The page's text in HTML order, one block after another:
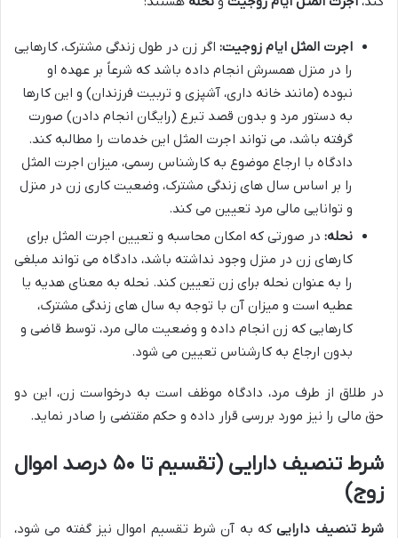
اجرت المثل ایام زوجیت: اگر زن در طول زندگی مشترک، کارهایی
را در منزل همسرش انجام داده باشد که شرعاً بر عهده او
نبوده (مانند خانه داری، آشپزی و تربیت فرزندان) و این کارها
به دستور مرد و بدون قصد تبرع (رایگان انجام دادن) صورت
گرفته باشد، می تواند اجرت المثل این خدمات را مطالبه کند.
دادگاه با ارجاع موضوع به کارشناس رسمی، میزان اجرت المثل
را بر اساس سال های زندگی مشترک، وضعیت کاری زن در منزل
و توانایی مالی مرد تعیین می کند.
نحله: در صورتی که امکان محاسبه و تعیین اجرت المثل برای
کارهای زن در منزل وجود نداشته باشد، دادگاه می تواند مبلغی
را به عنوان نحله برای زن تعیین کند. نحله به معنای هدیه یا
عطیه است و میزان آن با توجه به سال های زندگی مشترک،
کارهایی که زن انجام داده و وضعیت مالی مرد، توسط قاضی و
بدون ارجاع به کارشناس تعیین می شود.
در طلاق از طرف مرد، دادگاه موظف است به درخواست زن، این دو
حق مالی را نیز مورد بررسی قرار داده و حکم مقتضی را صادر نماید.
شرط تنصیف دارایی (تقسیم تا ۵۰ درصد اموال
زوج)
شرط تنصیف داراییکه به آن شرط تقسیم اموال نیز گفته می شود،